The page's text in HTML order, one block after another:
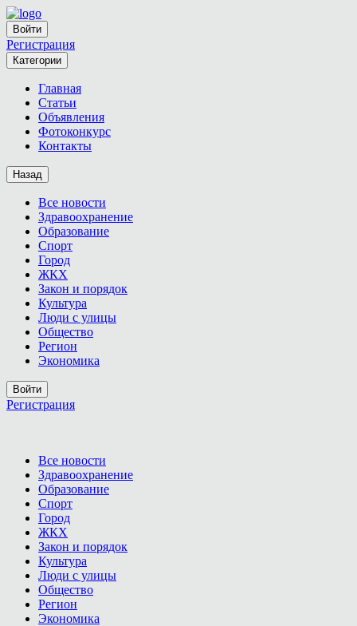
Войти
Регистрация
Категории
Главная
Статьи
Объявления
Фотоконкурс
Контакты
Назад
Все новости
Здравоохранение
Образование
Спорт
Город
ЖКХ
Закон и порядок
Культура
Люди с улицы
Общество
Регион
Экономика
Войти
Регистрация
Все новости
Здравоохранение
Образование
Спорт
Город
ЖКХ
Закон и порядок
Культура
Люди с улицы
Общество
Регион
Экономика